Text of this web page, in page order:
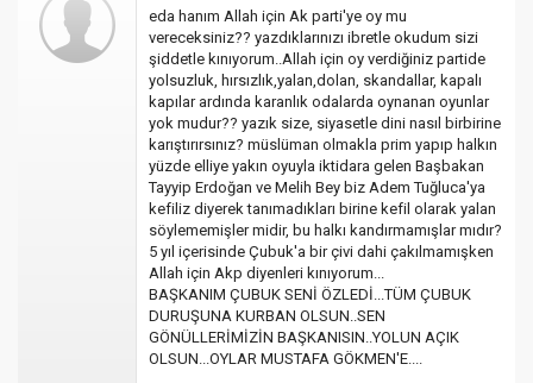
eda hanım Allah için Ak parti'ye oy mu
vereceksiniz?? yazdıklarınızı ibretle okudum sizi
şiddetle kınıyorum..Allah için oy verdiğiniz partide
yolsuzluk, hırsızlık,yalan,dolan, skandallar, kapalı
kapılar ardında karanlık odalarda oynanan oyunlar
yok mudur?? yazık size, siyasetle dini nasıl birbirine
karıştırırsınız? müslüman olmakla prim yapıp halkın
yüzde elliye yakın oyuyla iktidara gelen Başbakan
Tayyip Erdoğan ve Melih Bey biz Adem Tuğluca'ya
kefiliz diyerek tanımadıkları birine kefil olarak yalan
söylememişler midir, bu halkı kandırmamışlar mıdır?
5 yıl içerisinde Çubuk'a bir çivi dahi çakılmamışken
Allah için Akp diyenleri kınıyorum...
BAŞKANIM ÇUBUK SENİ ÖZLEDİ...TÜM ÇUBUK
DURUŞUNA KURBAN OLSUN..SEN
GÖNÜLLERİMİZİN BAŞKANISIN..YOLUN AÇIK
OLSUN...OYLAR MUSTAFA GÖKMEN'E....